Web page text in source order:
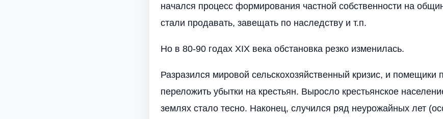
начался процесс формирования частной собственности на
стали продавать, завещать по наследству и т.п.
Но в 80-90 годах XIX века обстановка резко изменилась.
Разразился мировой сельскохозяйственный кризис, и помещики
переложить убытки на крестьян. Выросло крестьянское
землях стало тесно. Наконец, случился ряд неурожайных лет